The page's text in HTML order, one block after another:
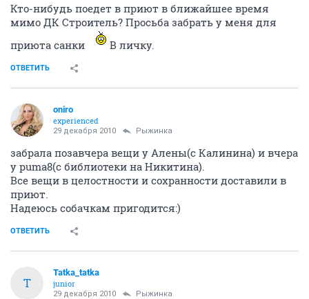
Кто-нибудь поедет в приют в ближайшее время
мимо ДК Строитель? Просьба забрать у меня для
приюта санки
В личку.
ОТВЕТИТЬ
oniro
experienced
29 декабря 2010 Рыжинка
забрала позавчера вещи у Алены(с Калинина) и вчера
у puma8(с библиотеки на Никитина).
Все вещи в целостности и сохранности доставили в
приют.
Надеюсь собачкам пригодится:)
ОТВЕТИТЬ
T
Tatka_tatka
junior
29 декабря 2010 Рыжинка